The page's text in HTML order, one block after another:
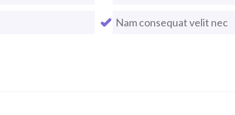
Nam consequat velit nec